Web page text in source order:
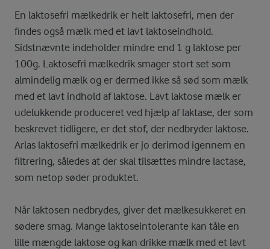
En laktosefri mælkedrik er helt laktosefri, men der
findes også mælk med et lavt laktoseindhold.
Sidstnævnte indeholder mindre end 1 g laktose per
100g. Laktosefri mælkedrik smager stort set som
almindelig mælk og er dermed ikke så sød som mælk
med et lavt indhold af laktose. Lavt laktose mælk er
udelukkende produceret ved hjælp af laktase, der som
beskrevet tidligere, er det stof, der nedbryder laktose.
Arlas laktosefri mælkedrik er jo derimod igennem en
filtrering, således at der skal tilsættes mindre lactase,
som netop søder produktet.
Når laktosen nedbrydes, giver det mælkesukkeret en
sødere smag. Mange laktoseintolerante kan tåle en
lille mængde laktose og kan drikke mælk med et lavt